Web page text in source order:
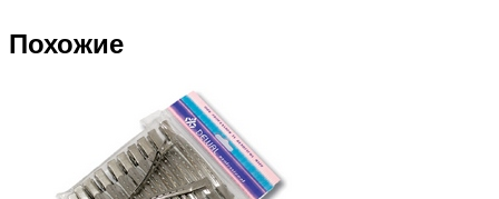
Похожие